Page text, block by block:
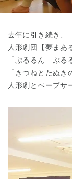
去年に引き続き、
人形劇団【夢まあ
「ぷるるん ぷ
「きつねとたぬ
人形劇とペープサ